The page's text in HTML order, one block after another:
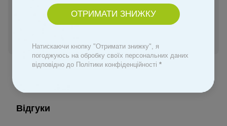
Повідомити, коли з'явиться
До обраного
Відгуки
ОТРИМАТИ ЗНИЖКУ
Натискаючи кнопку "Отримати знижку", я
погоджуюсь на обробку своїх персональних даних
відповідно до Політики конфіденційності *